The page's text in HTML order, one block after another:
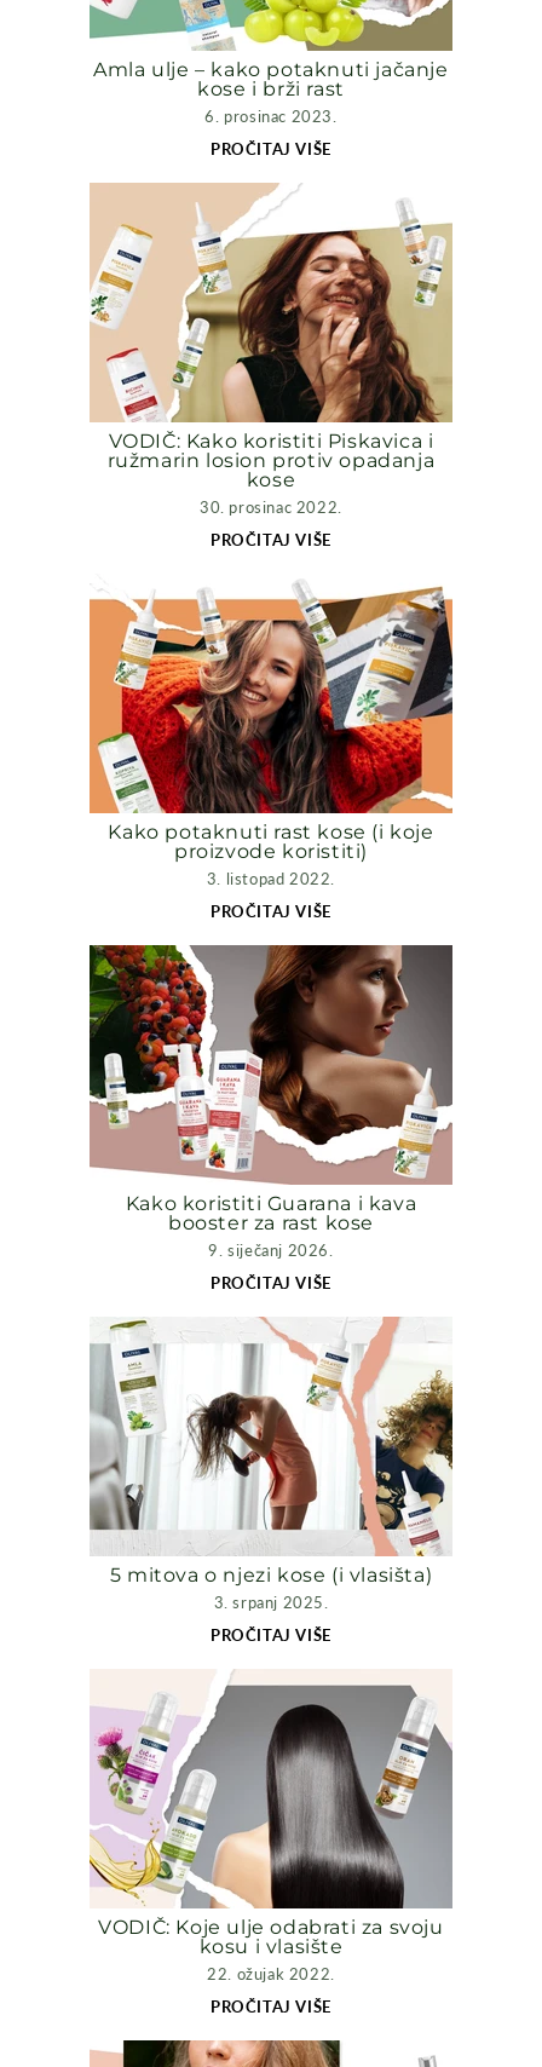
Amla ulje – kako potaknuti jačanje
kose i brži rast
6. prosinac 2023.
PROČITAJ VIŠE
VODIČ: Kako koristiti Piskavica i
ružmarin losion protiv opadanja
kose
30. prosinac 2022.
PROČITAJ VIŠE
Kako potaknuti rast kose (i koje
proizvode koristiti)
3. listopad 2022.
PROČITAJ VIŠE
Kako koristiti Guarana i kava
booster za rast kose
9. siječanj 2026.
PROČITAJ VIŠE
5 mitova o njezi kose (i vlasišta)
3. srpanj 2025.
PROČITAJ VIŠE
VODIČ: Koje ulje odabrati za svoju
kosu i vlasište
22. ožujak 2022.
PROČITAJ VIŠE